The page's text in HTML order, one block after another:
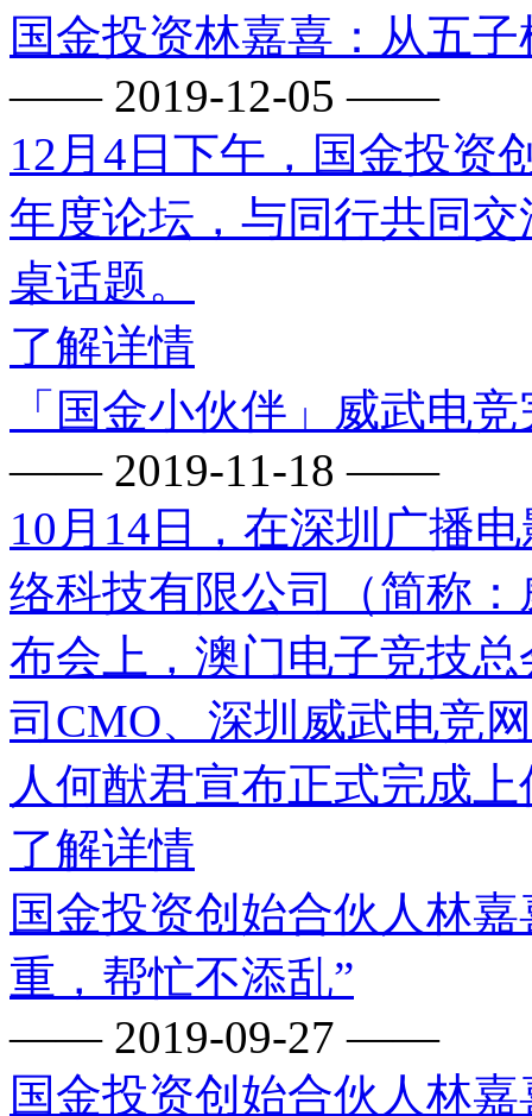
国金投资林嘉喜：从五
—— 2019-12-05 ——
12月4日下午，国金投资
年度论坛，与同行共同
桌话题。
了解详情
「国金小伙伴」威武电
—— 2019-11-18 ——
10月14日，在深圳广播
络科技有限公司（简称
布会上，澳门电子竞技
司CMO、深圳威武电竞
人何猷君宣布正式完成
了解详情
国金投资创始合伙人林
重，帮忙不添乱”
—— 2019-09-27 ——
国金投资创始合伙人林